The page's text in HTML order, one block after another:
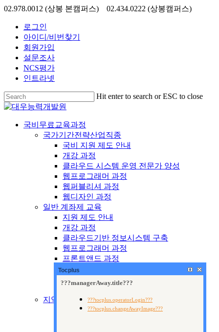
Skip
main
content
02.978.0012 (상봉 본캠퍼스) 02.434.0222 (상봉캠퍼스)
로그인
아이디/비번찾기
회원가입
설문조사
NCS평가
인트라넷
Hit enter to search or ESC to close
Close
search
Menu
국비무료교육과정
국가기간전략산업직종
국비 지원 제도 안내
개강 과정
클라우드 시스템 운영 전문가 양성
웹프로그래머 과정
웹퍼블리셔 과정
웹디자인 과정
일반 계좌제 교육
지원 제도 안내
개강 과정
클라우드기반 정보시스템 구축
웹프로그래머 과정
프론트앤드 과정
웹퍼블리셔 과정
웹디자인 과정
출판 기획 및 편집
지역산업맞춤형교육
제도 안내
Tocplus